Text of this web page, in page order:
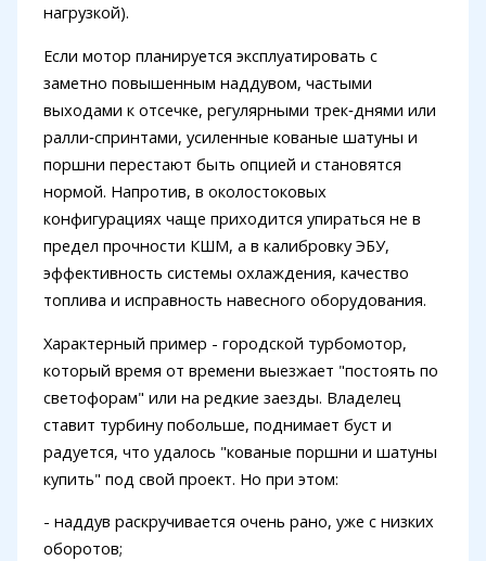
нагрузкой).
Если мотор планируется эксплуатировать с
заметно повышенным наддувом, частыми
выходами к отсечке, регулярными трек‑днями или
ралли‑спринтами, усиленные кованые шатуны и
поршни перестают быть опцией и становятся
нормой. Напротив, в околостоковых
конфигурациях чаще приходится упираться не в
предел прочности КШМ, а в калибровку ЭБУ,
эффективность системы охлаждения, качество
топлива и исправность навесного оборудования.
Характерный пример - городской турбомотор,
который время от времени выезжает "постоять по
светофорам" или на редкие заезды. Владелец
ставит турбину побольше, поднимает буст и
радуется, что удалось "кованые поршни и шатуны
купить" под свой проект. Но при этом:
- наддув раскручивается очень рано, уже с низких
оборотов;